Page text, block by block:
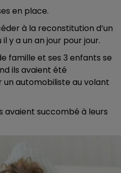
en place.
à la reconstitution d’un
y a un an jour pour jour.
famille et ses 3 enfants se
ils avaient été
automobiliste au volant
avaient succombé à leurs